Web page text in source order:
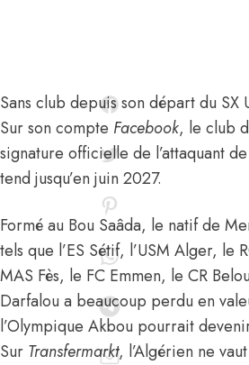
Sans club depuis son départ du SX
Sur son compte Facebook, le club
signature officielle de l’attaquant
tend jusqu’en juin 2027.
Formé au Bou Saâda, le natif de
tels que l’ES Sétif, l’USM Alger,
MAS Fès, le FC Emmen, le CR
Darfalou a beaucoup perdu en
l’Olympique Akbou pourrait
Sur Transfermarkt, l’Algérien ne